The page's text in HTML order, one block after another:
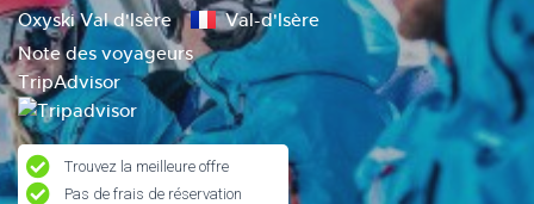
Oxyski Val d'Isère
Val-d'Isère
Note des voyageurs
TripAdvisor
Trouvez la meilleure offre
Pas de frais de réservation